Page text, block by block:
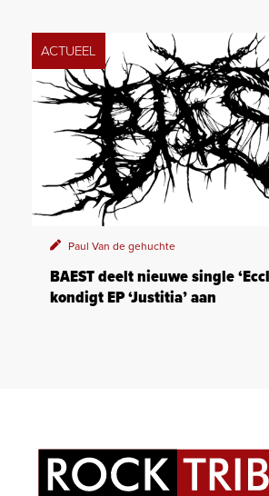
ACTUEEL
Paul Van de gehuchte
BAEST deelt nieuwe single
kondigt EP ‘Justitia’ aan